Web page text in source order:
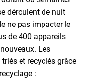
déroulent de nuit
ne pas impacter le
de 400 appareils
Les
et recyclés grâce
: